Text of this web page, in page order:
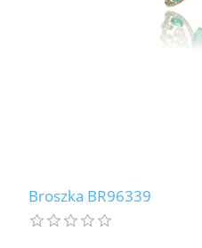
Broszka BR96339